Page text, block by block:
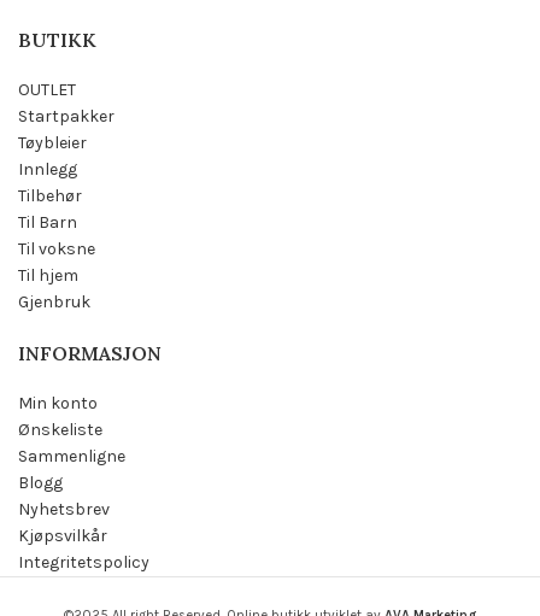
BUTIKK
OUTLET
Startpakker
Tøybleier
Innlegg
Tilbehør
Til Barn
Til voksne
Til hjem
Gjenbruk
INFORMASJON
Min konto
Ønskeliste
Sammenligne
Blogg
Nyhetsbrev
Kjøpsvilkår
Integritetspolicy